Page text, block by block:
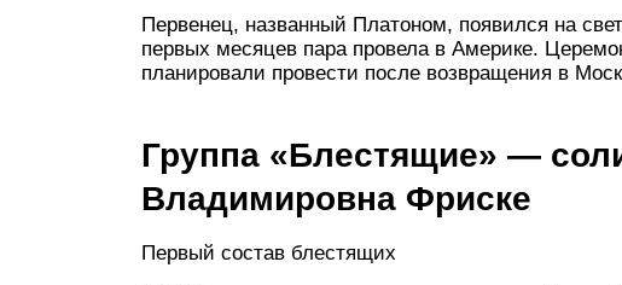
Первенец, названный Платоном, появился на
первых месяцев пара провела в Америке.
планировали провести после возвращения в
Группа «Блестящие» —
Владимировна Фриске
Первый состав блестящих